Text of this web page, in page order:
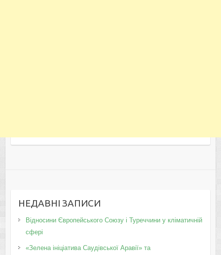
НЕДАВНІ ЗАПИСИ
Відносини Європейського Союзу і Туреччини у кліматичній
сфері
«Зелена ініціатива Саудівської Аравії» та